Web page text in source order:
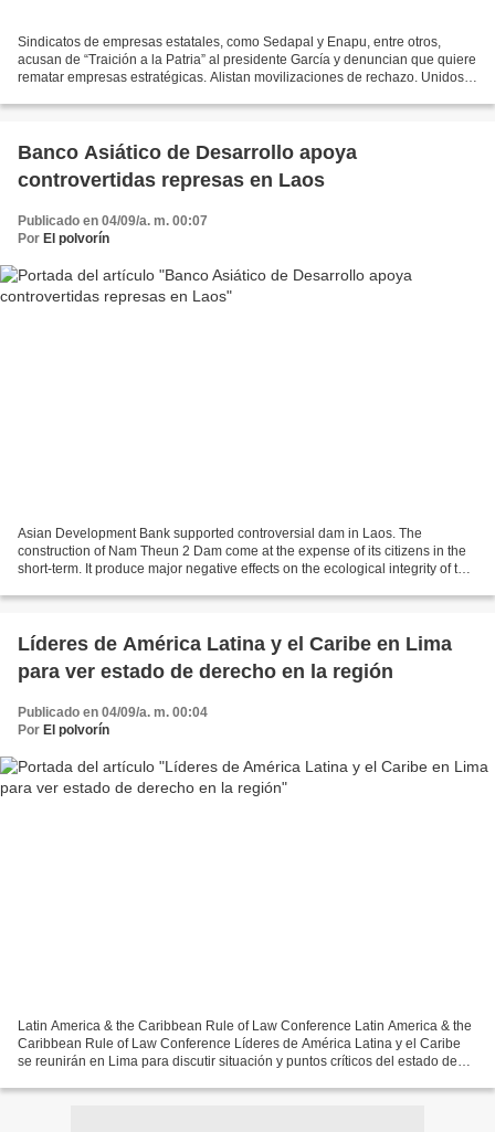
Sindicatos de empresas estatales, como Sedapal y Enapu, entre otros,
acusan de “Traición a la Patria” al presidente García y denuncian que quiere
rematar empresas estratégicas. Alistan movilizaciones de rechazo. Unidos
Banco Asiático de Desarrollo apoya
controvertidas represas en Laos
Publicado en 04/09/a. m. 00:07
Por El polvorín
Asian Development Bank supported controversial dam in Laos. The
construction of Nam Theun 2 Dam come at the expense of its citizens in the
short-term. It produce major negative effects on the ecological integrity of the
Líderes de América Latina y el Caribe en Lima
para ver estado de derecho en la región
Publicado en 04/09/a. m. 00:04
Por El polvorín
Latin America & the Caribbean Rule of Law Conference Latin America & the
Caribbean Rule of Law Conference Líderes de América Latina y el Caribe
se reunirán en Lima para discutir situación y puntos críticos del estado de